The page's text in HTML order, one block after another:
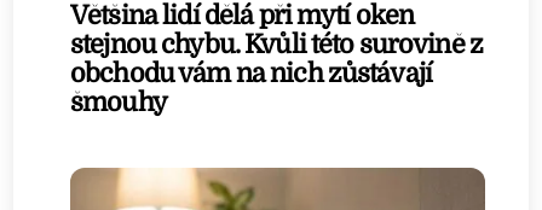
Většina lidí dělá při mytí oken
stejnou chybu. Kvůli této surovině z
obchodu vám na nich zůstávají
šmouhy